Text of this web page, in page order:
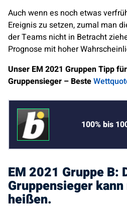
Auch wenn es noch etwas
Ereignis zu setzen, zumal man
der Teams nicht in Betracht
Prognose mit hoher
Unser EM 2021 Gruppen Tipp
Gruppensieger – Beste
100% bis
EM 2021 Gruppe B:
Gruppensieger
heißen.